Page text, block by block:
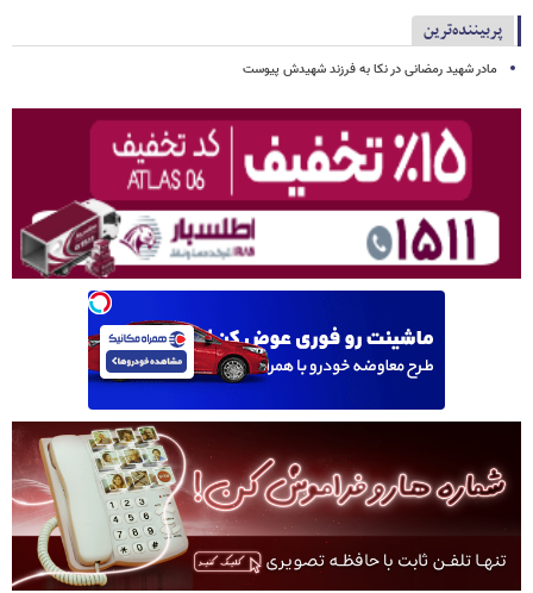
پربیننده‌ترین
مادر شهید رمضانی در نکا به فرزند شهیدش پیوست